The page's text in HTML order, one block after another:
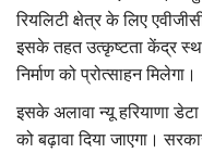
रियलिटी क्षेत्र के लिए
इसके तहत उत्कृष्टता केंद्र
निर्माण को प्रोत्साहन मिलेगा।
इसके अलावा न्यू हरियाणा
को बढ़ावा दिया जाएगा।